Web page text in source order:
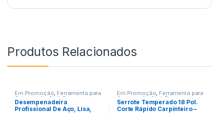
Produtos Relacionados
Em Promoção, Ferramenta para
Construção Civil, Ferramenta
para Pintura,Ferramentas
Desempenadeira
Profissional De Aço, Lisa,
Em Promoção, Ferramenta para
Construção Civil Ferramentas
Serrote Temperado 18 Pol.
Corte Rápido Carpinteiro –